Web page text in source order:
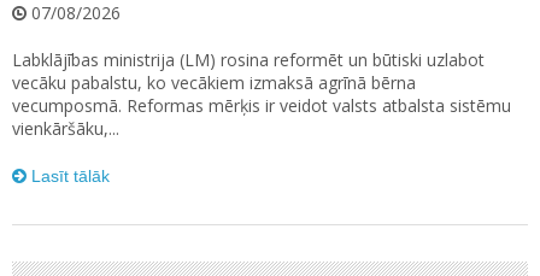
07/08/2026
Labklājības ministrija (LM) rosina reformēt un būtiski uzlabot
vecāku pabalstu, ko vecākiem izmaksā agrīnā bērna
vecumposmā. Reformas mērķis ir veidot valsts atbalsta sistēmu
vienkāršāku,...
Lasīt tālāk